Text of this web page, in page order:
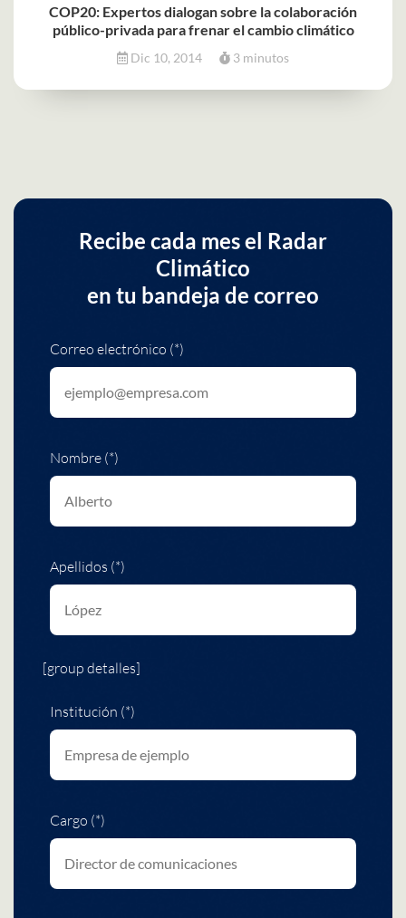
COP20: Expertos dialogan sobre la colaboración
público-privada para frenar el cambio climático
Dic 10, 2014 3 minutos
Recibe cada mes el Radar
Climático
en tu bandeja de correo
Correo electrónico (*)
Nombre (*)
Apellidos (*)
[group detalles]
Institución (*)
Cargo (*)